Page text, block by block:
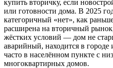
купить вторичку, если
или готовности дома. В 2025
категоричный «нет», как
расширена на вторичный
жёстких условий — дом не
аварийный, находится в городе
часто в населённом пункте с
многоквартирных домов.